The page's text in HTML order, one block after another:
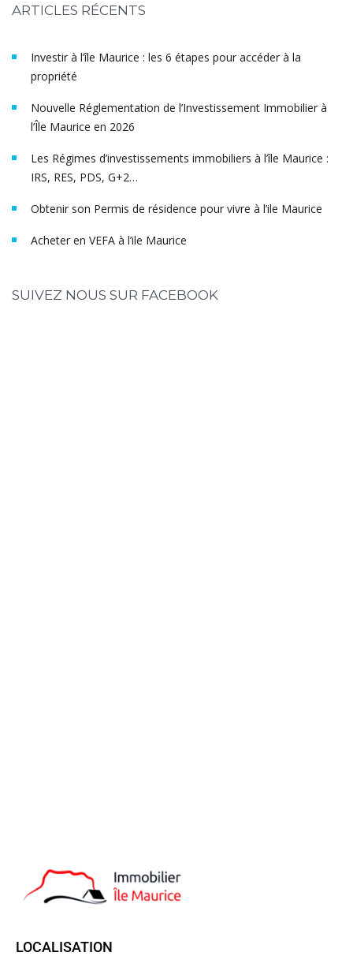
ARTICLES RÉCENTS
Investir à l’île Maurice : les 6 étapes pour accéder à la
propriété
Nouvelle Réglementation de l’Investissement Immobilier à
l’Île Maurice en 2026
Les Régimes d’investissements immobiliers à l’île Maurice :
IRS, RES, PDS, G+2…
Obtenir son Permis de résidence pour vivre à l’ile Maurice
Acheter en VEFA à l’ile Maurice
SUIVEZ NOUS SUR FACEBOOK
LOCALISATION